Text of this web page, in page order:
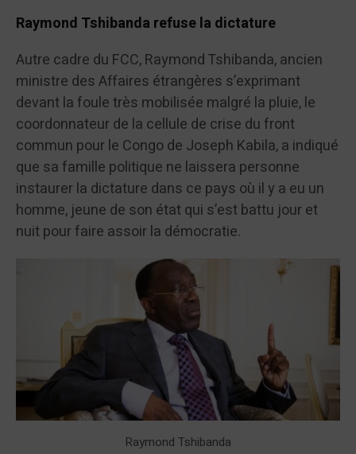
Raymond Tshibanda refuse la dictature
Autre cadre du FCC, Raymond Tshibanda, ancien
ministre des Affaires étrangères s’exprimant
devant la foule très mobilisée malgré la pluie, le
coordonnateur de la cellule de crise du front
commun pour le Congo de Joseph Kabila, a indiqué
que sa famille politique ne laissera personne
instaurer la dictature dans ce pays où il y a eu un
homme, jeune de son état qui s’est battu jour et
nuit pour faire assoir la démocratie.
Raymond Tshibanda